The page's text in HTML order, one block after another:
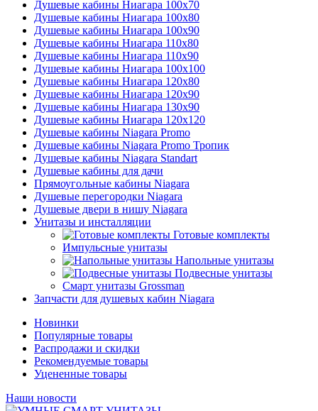
Душевые кабины Ниагара 100x70
Душевые кабины Ниагара 100x80
Душевые кабины Ниагара 100x90
Душевые кабины Ниагара 110x80
Душевые кабины Ниагара 110x90
Душевые кабины Ниагара 100x100
Душевые кабины Ниагара 120x80
Душевые кабины Ниагара 120x90
Душевые кабины Ниагара 130x90
Душевые кабины Ниагара 120x120
Душевые кабины Niagara Promo
Душевые кабины Niagara Promo Тропик
Душевые кабины Niagara Standart
Душевые кабины для дачи
Прямоугольные кабины Niagara
Душевые перегородки Niagara
Душевые двери в нишу Niagara
Унитазы и инсталляции
Готовые комплекты
Импульсные унитазы
Напольные унитазы
Подвесные унитазы
Смарт унитазы Grossman
Запчасти для душевых кабин Niagara
Новинки
Популярные товары
Распродажи и скидки
Рекомендуемые товары
Уцененные товары
Наши новости